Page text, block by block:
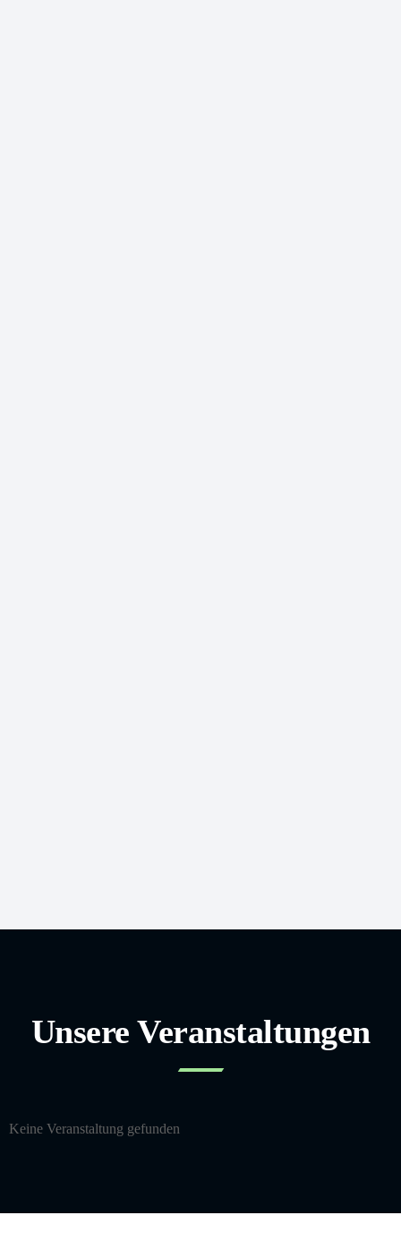
Unsere Veranstaltungen
Keine Veranstaltung gefunden